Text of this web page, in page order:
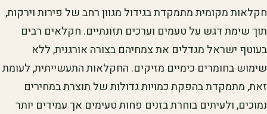
חקלאות מקומית מתמקדת בגידול מגוון רחב של פירות וירקות,
תוך שימת דגש על טעמים וערכים תזונתיים. חקלאים רבים
בעוטף ישראל מגדלים את צמחיהם בצורה אורגנית, ללא
שימוש בחומרים כימיים מזיקים. החקלאות התעשייתית, לעומת
זאת, מתמקדת בהפקת כמויות גדולות של תוצרת במחירים
נמוכים, ולעיתים בוחרת בזנים פחות טעימים אך עמידים יותר